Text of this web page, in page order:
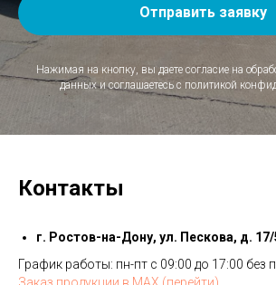
Отправить заявку
Нажимая на кнопку, вы даете согласие на
данных и соглашаетесь c политикой
Контакты
г. Ростов-на-Дону, ул. Пескова, д. 17/
График работы: пн-пт с 09:00 до 17:00 без